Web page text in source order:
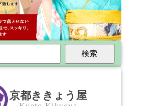
京都ききょう屋